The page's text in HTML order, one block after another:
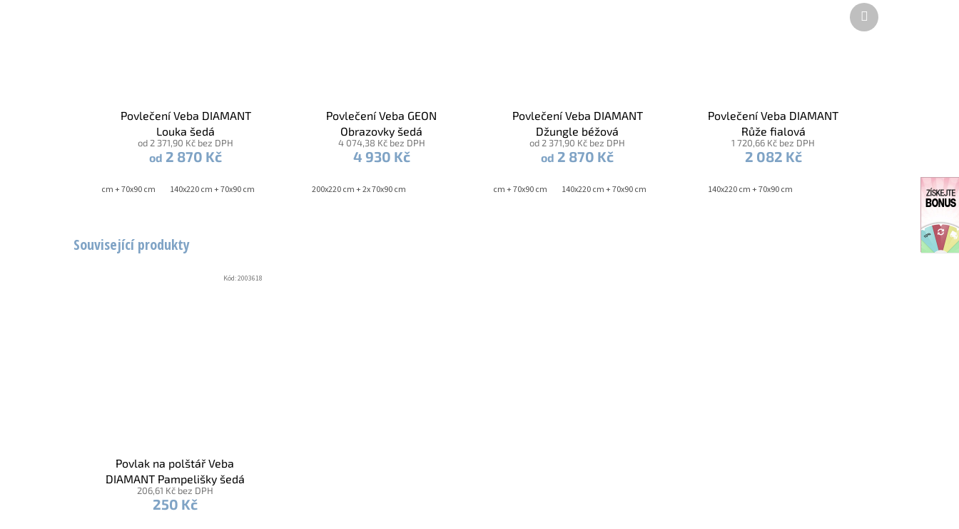
Související produkty
Povlak na polštář Veba
DIAMANT Pampelišky šedá
206,61 Kč bez DPH
250 Kč
Kód:2003618
Povlečení Veba DIAMANT
Louka šedá
od 2 371,90 Kč bez DPH
od 2 870 Kč
140x200 cm + 70x90 cm 140x220 cm + 70x90 cm
Povlečení Veba GEON
Obrazovky šedá
4 074,38 Kč bez DPH
4 930 Kč
200x220 cm + 2x 70x90 cm
Povlečení Veba DIAMANT
Džungle béžová
od 2 371,90 Kč bez DPH
od 2 870 Kč
140x200 cm + 70x90 cm 140x220 cm + 70x90 cm
Povlečení Veba DIAMANT
Růže fialová
1 720,66 Kč bez DPH
2 082 Kč
140x220 cm + 70x90 cm
Další
produkt